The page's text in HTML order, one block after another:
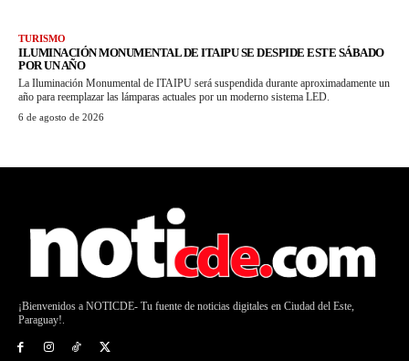
TURISMO
ILUMINACIÓN MONUMENTAL DE ITAIPU SE DESPIDE ESTE SÁBADO
POR UN AÑO
La Iluminación Monumental de ITAIPU será suspendida durante aproximadamente un
año para reemplazar las lámparas actuales por un moderno sistema LED.
6 de agosto de 2026
¡Bienvenidos a NOTICDE- Tu fuente de noticias digitales en Ciudad del Este,
Paraguay!.